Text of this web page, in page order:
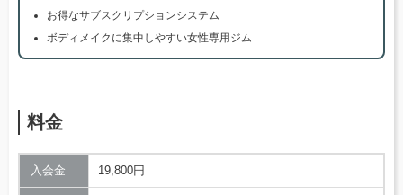
お得なサブスクリプションシステム
ボディメイクに集中しやすい女性専用ジム
料金
入会金 19,800円